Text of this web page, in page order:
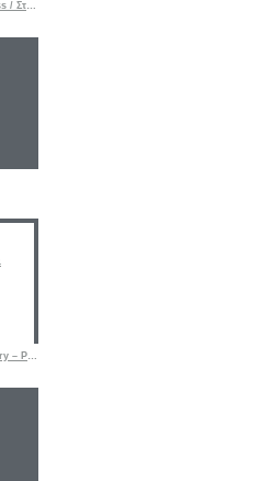
Σετ Βάπτισης Κοριτσιού Little Princess / Στέμμα με Ζωγραφισμένη Βαλίτσα
Μαρτυρικά Βάπτισης Κοριτσιού Cherry – Ροζ & Μπεζ Βραχιόλια με Δερμάτινο Κορδόνι και Μεταλλικό Σταυρό